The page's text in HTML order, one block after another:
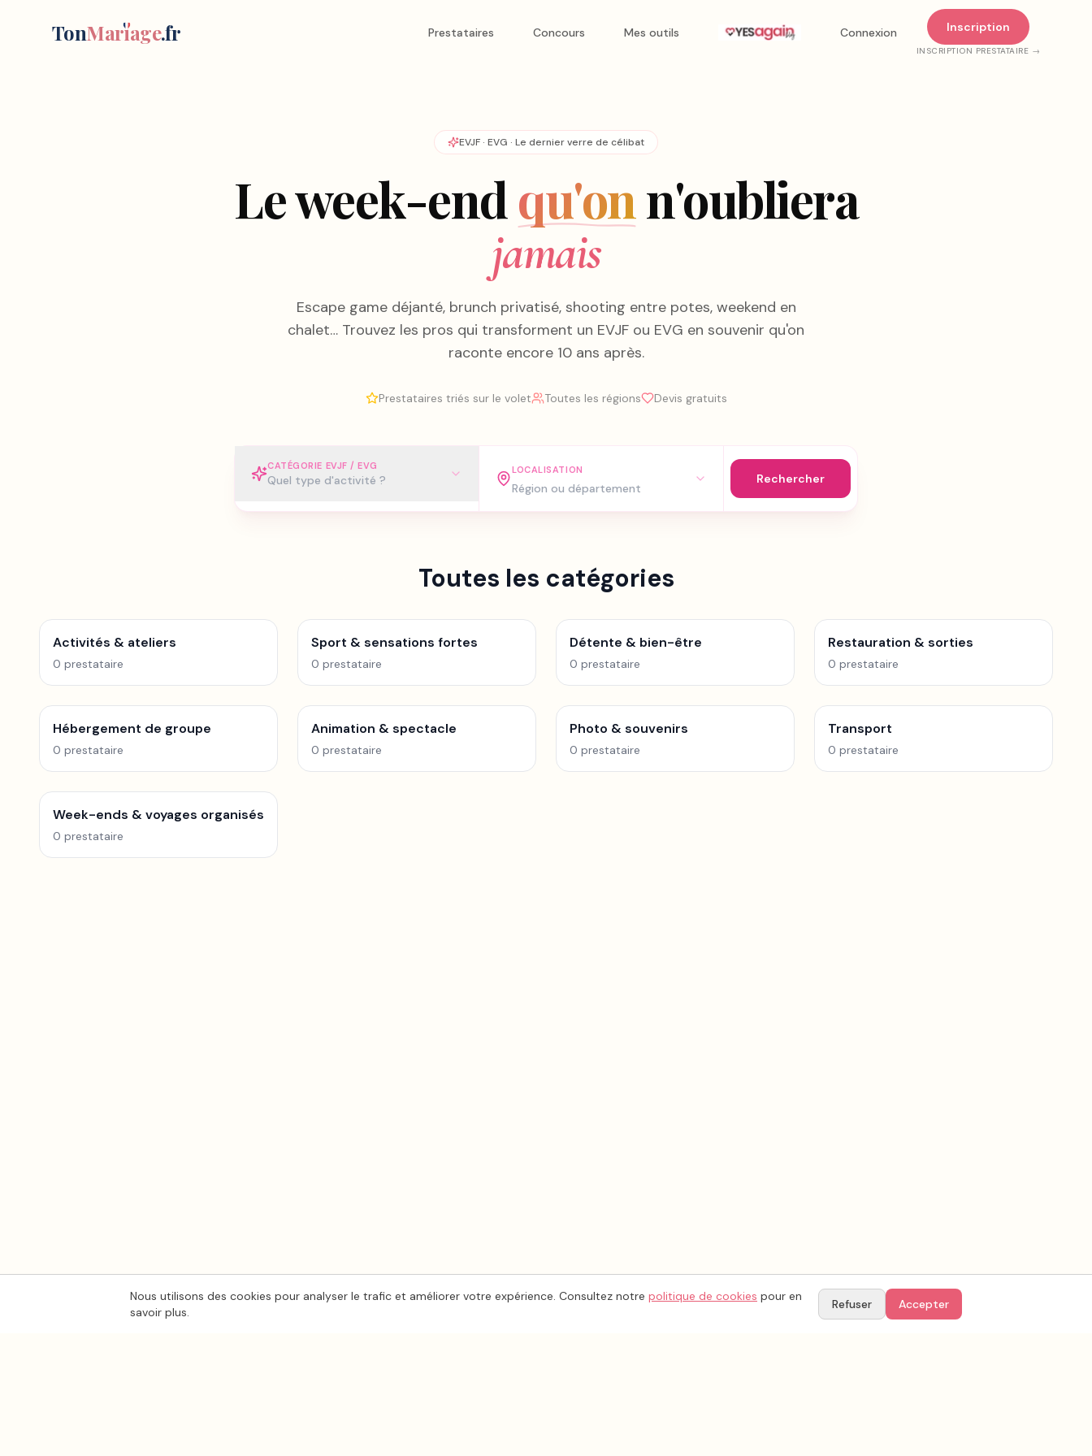
TonMariage.fr Prestataires Concours Mes outils Connexion Inscription
INSCRIPTION PRESTATAIRE →
EVJF · EVG · Le dernier verre de célibat
Le week-endqu'onn'oubliera
jamais
Escape game déjanté, brunch privatisé, shooting entre potes, weekend en
chalet… Trouvez les pros qui transforment un EVJF ou EVG en souvenir qu'on
raconte encore 10 ans après.
Prestataires triés sur le volet Toutes les régions Devis gratuits
CATÉGORIE EVJF / EVG
Quel type d'activité ?
LOCALISATION
Rechercher
Toutes les catégories
Activités & ateliers
0 prestataire
Sport & sensations fortes
0 prestataire
Détente & bien-être
0 prestataire
Restauration & sorties
0 prestataire
Hébergement de groupe
0 prestataire
Animation & spectacle
0 prestataire
Photo & souvenirs
0 prestataire
Transport
0 prestataire
Week-ends & voyages organisés
0 prestataire
Nous utilisons des cookies pour analyser le trafic et améliorer votre expérience. Consultez notre politique de cookies pour en
savoir plus.
Refuser Accepter